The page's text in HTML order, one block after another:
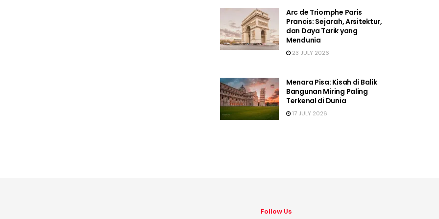
Arc de Triomphe Paris
Prancis: Sejarah, Arsitektur,
dan Daya Tarik yang
Mendunia
23 JULY 2026
Menara Pisa: Kisah di Balik
Bangunan Miring Paling
Terkenal di Dunia
17 JULY 2026
Follow Us